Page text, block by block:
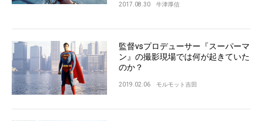
2017.08.30 牛津厚信
監督vsプロデューサー『スーパーマ
ン』の撮影現場では何が起きていた
のか？
2019.02.06 モルモット吉田